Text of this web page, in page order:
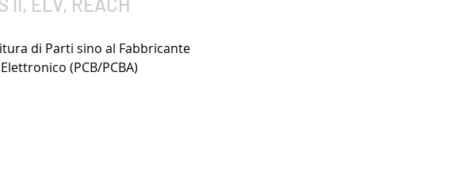
di Parti sino al Fabbricante
(PCB/PCBA)